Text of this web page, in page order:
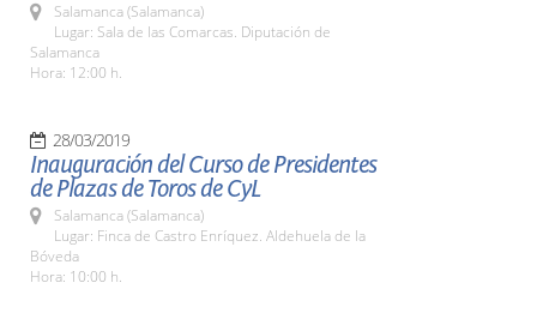
Salamanca (Salamanca)
Lugar: Sala de las Comarcas. Diputación de
Salamanca
Hora: 12:00 h.
28/03/2019
Inauguración del Curso de Presidentes
de Plazas de Toros de CyL
Salamanca (Salamanca)
Lugar: Finca de Castro Enríquez. Aldehuela de la
Bóveda
Hora: 10:00 h.